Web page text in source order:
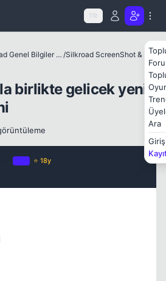
TR
Ara
Giriş
Silkroad Genel Bilgiler ve Update Bilgileri / Silkroad ScreenShot & Video
birlikte gelicek yeni
⭐ 18y
Kapat
Kapat